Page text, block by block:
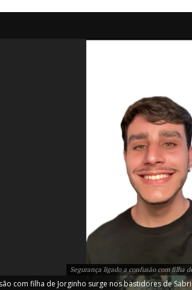
iCHAIT
Aprenda tudo sobre
Inteligência Artificial
Segurança ligado a confusão com filha
com filha de Jorginho surge nos bastidores de